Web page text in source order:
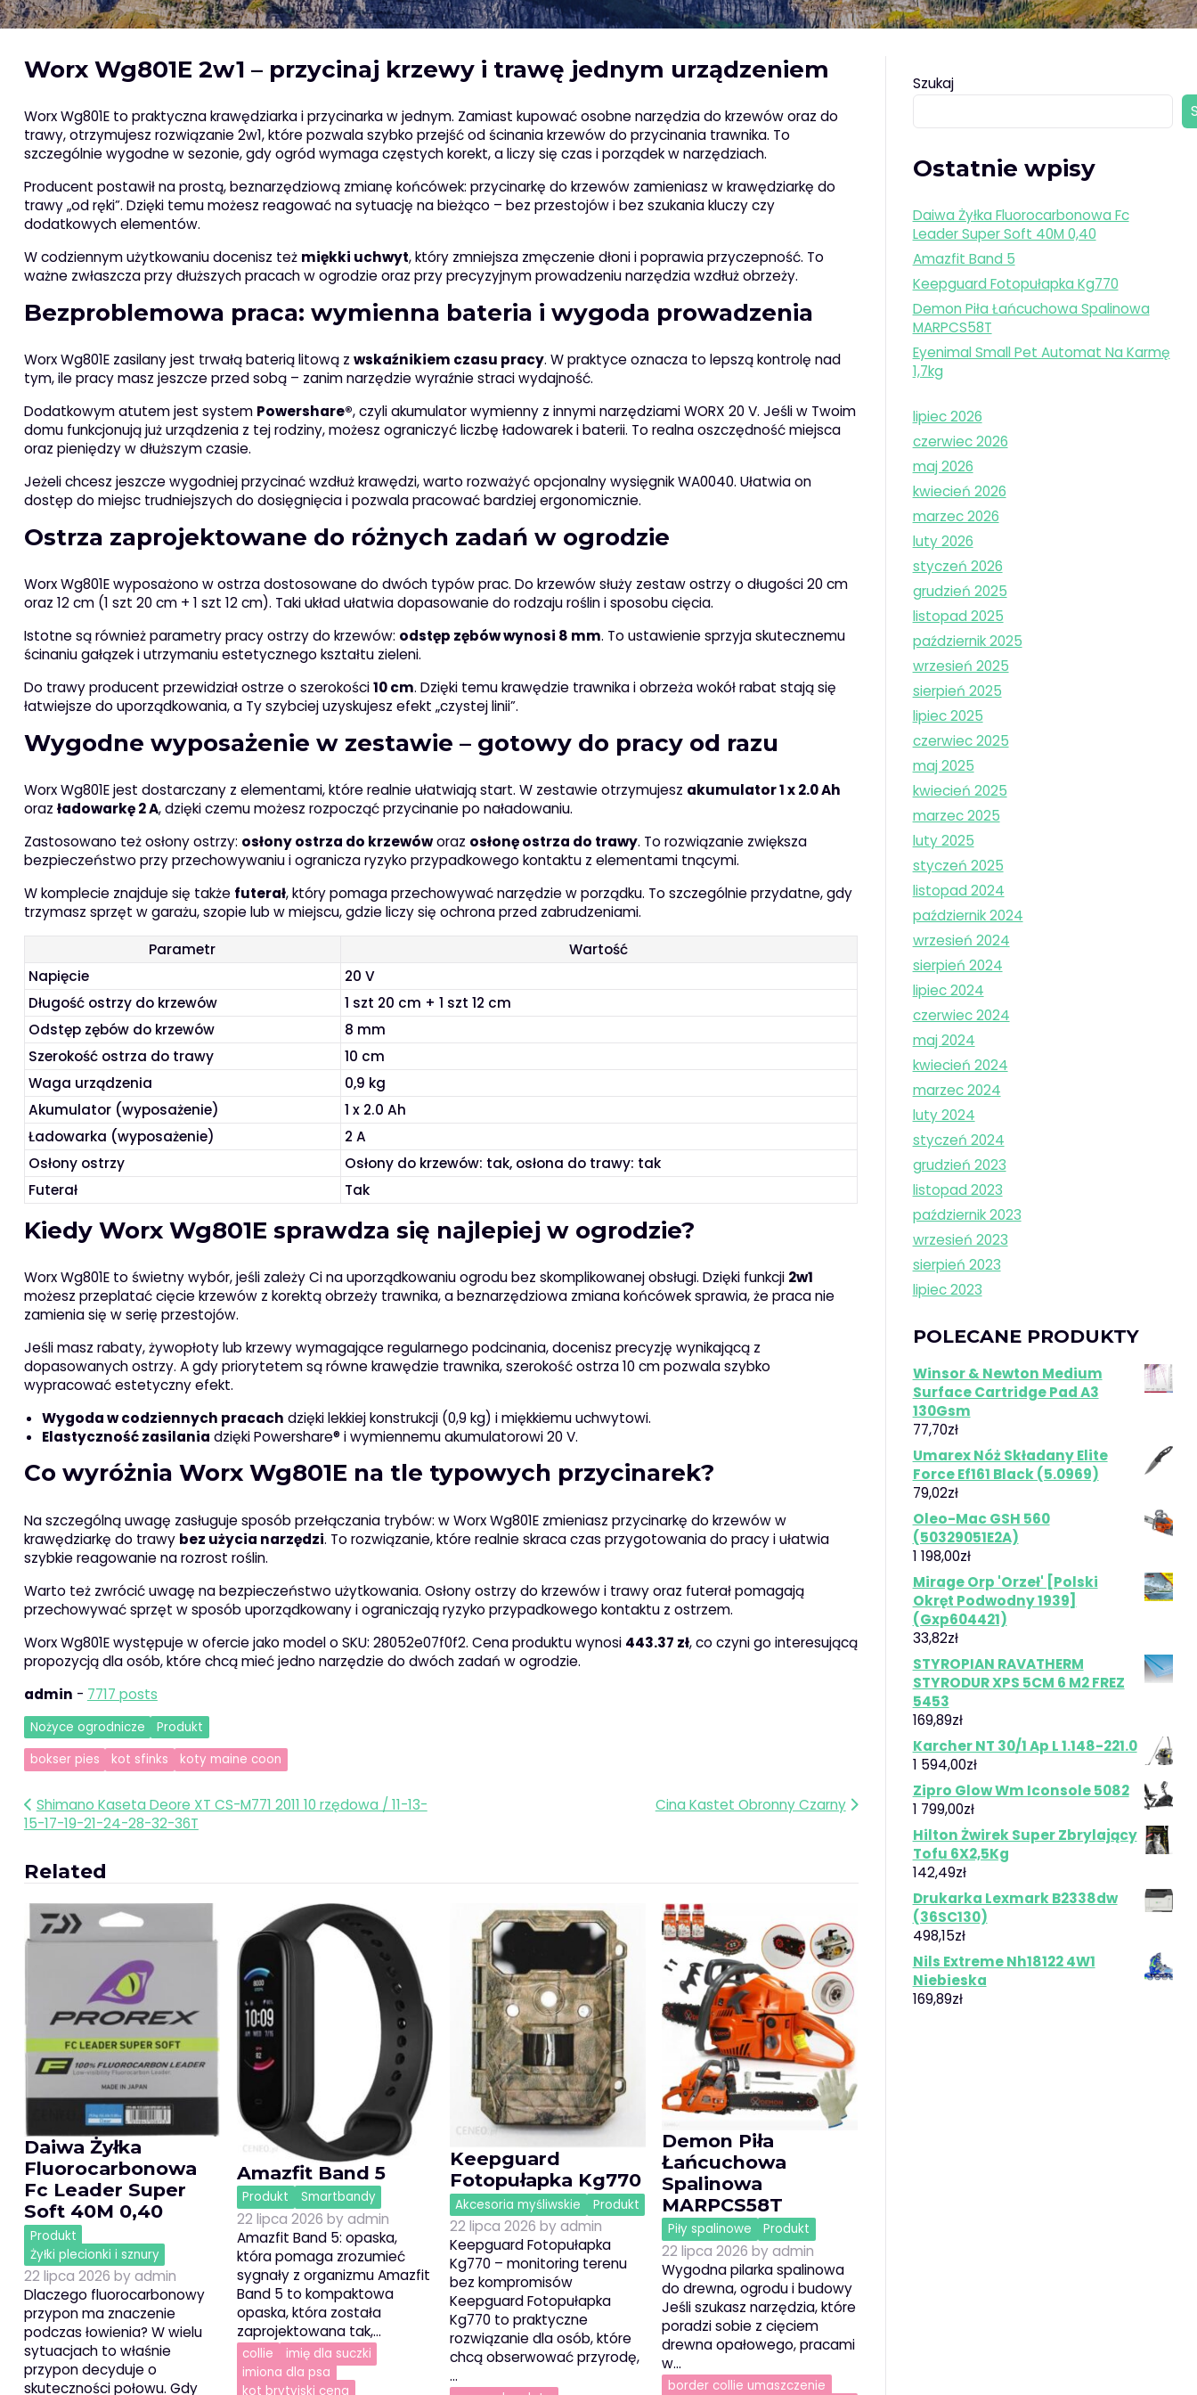
Worx Wg801E 2w1 – przycinaj krzewy i trawę jednym urządzeniem
Worx Wg801E to praktyczna krawędziarka i przycinarka w jednym. Zamiast kupować osobne narzędzia do krzewów oraz do
trawy, otrzymujesz rozwiązanie 2w1, które pozwala szybko przejść od ścinania krzewów do przycinania trawnika. To
szczególnie wygodne w sezonie, gdy ogród wymaga częstych korekt, a liczy się czas i porządek w narzędziach.
Producent postawił na prostą, beznarzędziową zmianę końcówek: przycinarkę do krzewów zamieniasz w krawędziarkę do
trawy „od ręki”. Dzięki temu możesz reagować na sytuację na bieżąco – bez przestojów i bez szukania kluczy czy
dodatkowych elementów.
W codziennym użytkowaniu docenisz też miękki uchwyt, który zmniejsza zmęczenie dłoni i poprawia przyczepność. To
ważne zwłaszcza przy dłuższych pracach w ogrodzie oraz przy precyzyjnym prowadzeniu narzędzia wzdłuż obrzeży.
Bezproblemowa praca: wymienna bateria i wygoda prowadzenia
Worx Wg801E zasilany jest trwałą baterią litową z wskaźnikiem czasu pracy. W praktyce oznacza to lepszą kontrolę nad
tym, ile pracy masz jeszcze przed sobą – zanim narzędzie wyraźnie straci wydajność.
Dodatkowym atutem jest system Powershare®, czyli akumulator wymienny z innymi narzędziami WORX 20 V. Jeśli w Twoim
domu funkcjonują już urządzenia z tej rodziny, możesz ograniczyć liczbę ładowarek i baterii. To realna oszczędność miejsca
oraz pieniędzy w dłuższym czasie.
Jeżeli chcesz jeszcze wygodniej przycinać wzdłuż krawędzi, warto rozważyć opcjonalny wysięgnik WA0040. Ułatwia on
dostęp do miejsc trudniejszych do dosięgnięcia i pozwala pracować bardziej ergonomicznie.
Ostrza zaprojektowane do różnych zadań w ogrodzie
Worx Wg801E wyposażono w ostrza dostosowane do dwóch typów prac. Do krzewów służy zestaw ostrzy o długości 20 cm
oraz 12 cm (1 szt 20 cm + 1 szt 12 cm). Taki układ ułatwia dopasowanie do rodzaju roślin i sposobu cięcia.
Istotne są również parametry pracy ostrzy do krzewów: odstęp zębów wynosi 8 mm. To ustawienie sprzyja skutecznemu
ścinaniu gałązek i utrzymaniu estetycznego kształtu zieleni.
Do trawy producent przewidział ostrze o szerokości10 cm. Dzięki temu krawędzie trawnika i obrzeża wokół rabat stają się
łatwiejsze do uporządkowania, a Ty szybciej uzyskujesz efekt „czystej linii”.
Wygodne wyposażenie w zestawie – gotowy do pracy od razu
Worx Wg801E jest dostarczany z elementami, które realnie ułatwiają start. W zestawie otrzymujesz akumulator 1 x 2.0 Ah
oraz ładowarkę 2 A, dzięki czemu możesz rozpocząć przycinanie po naładowaniu.
Zastosowano też osłony ostrzy: osłony ostrza do krzewóworaz osłonę ostrza do trawy. To rozwiązanie zwiększa
bezpieczeństwo przy przechowywaniu i ogranicza ryzyko przypadkowego kontaktu z elementami tnącymi.
W komplecie znajduje się także futerał, który pomaga przechowywać narzędzie w porządku. To szczególnie przydatne, gdy
trzymasz sprzęt w garażu, szopie lub w miejscu, gdzie liczy się ochrona przed zabrudzeniami.
Parametr
Wartość
Napięcie
20 V
Długość ostrzy do krzewów
1 szt 20 cm + 1 szt 12 cm
Odstęp zębów do krzewów
8 mm
Szerokość ostrza do trawy
10 cm
Waga urządzenia
0,9 kg
Akumulator (wyposażenie)
1 x 2.0 Ah
Ładowarka (wyposażenie)
2 A
Osłony ostrzy
Osłony do krzewów: tak, osłona do trawy: tak
Futerał
Tak
Kiedy Worx Wg801E sprawdza się najlepiej w ogrodzie?
Worx Wg801E to świetny wybór, jeśli zależy Ci na uporządkowaniu ogrodu bez skomplikowanej obsługi. Dzięki funkcji 2w1
możesz przeplatać cięcie krzewów z korektą obrzeży trawnika, a beznarzędziowa zmiana końcówek sprawia, że praca nie
zamienia się w serię przestojów.
Jeśli masz rabaty, żywopłoty lub krzewy wymagające regularnego podcinania, docenisz precyzję wynikającą z
dopasowanych ostrzy. A gdy priorytetem są równe krawędzie trawnika, szerokość ostrza 10 cm pozwala szybko
wypracować estetyczny efekt.
Wygoda w codziennych pracach dzięki lekkiej konstrukcji (0,9 kg) i miękkiemu uchwytowi.
Elastyczność zasilania dzięki Powershare® i wymiennemu akumulatorowi 20 V.
Co wyróżnia Worx Wg801E na tle typowych przycinarek?
Na szczególną uwagę zasługuje sposób przełączania trybów: w Worx Wg801E zmieniasz przycinarkę do krzewów w
krawędziarkę do trawy bez użycia narzędzi. To rozwiązanie, które realnie skraca czas przygotowania do pracy i ułatwia
szybkie reagowanie na rozrost roślin.
Warto też zwrócić uwagę na bezpieczeństwo użytkowania. Osłony ostrzy do krzewów i trawy oraz futerał pomagają
przechowywać sprzęt w sposób uporządkowany i ograniczają ryzyko przypadkowego kontaktu z ostrzem.
Worx Wg801E występuje w ofercie jako model o SKU: 28052e07f0f2. Cena produktu wynosi 443.37 zł, co czyni go interesującą
propozycją dla osób, które chcą mieć jedno narzędzie do dwóch zadań w ogrodzie.
admin - 7717 posts
Nożyce ogrodnicze
Produkt
bokser pies
kot sfinks koty maine coon
Nawigacja
wpisu
Shimano Kaseta Deore XT CS-M771 2011 10 rzędowa / 11-13-
15-17-19-21-24-28-32-36T
Cina Kastet Obronny Czarny
Related
Daiwa Żyłka
Fluorocarbonowa
Fc Leader Super
Soft 40M 0,40
Produkt
Żyłki plecionki i sznury
22 lipca 2026 byadmin
Dlaczego fluorocarbonowy
przypon ma znaczenie
podczas łowienia? W wielu
sytuacjach to właśnie
przypon decyduje o
skuteczności połowu. Gdy
Amazfit Band 5
Produkt Smartbandy
22 lipca 2026 byadmin
Amazfit Band 5: opaska,
która pomaga zrozumieć
sygnały z organizmu Amazfit
Band 5 to kompaktowa
opaska, która została
zaprojektowana tak,…
collie
imię dla suczki
imiona dla psa
kot brytyjski cena
Keepguard
Fotopułapka Kg770
Akcesoria myśliwskie Produkt
22 lipca 2026 byadmin
Keepguard Fotopułapka
Kg770 – monitoring terenu
bez kompromisów
Keepguard Fotopułapka
Kg770 to praktyczne
rozwiązanie dla osób, które
chcą obserwować przyrodę,
…
Demon Piła
Łańcuchowa
Spalinowa
MARPCS58T
Piły spalinowe Produkt
22 lipca 2026 byadmin
Wygodna pilarka spalinowa
do drewna, ogrodu i budowy
Jeśli szukasz narzędzia, które
poradzi sobie z cięciem
drewna opałowego, pracami
w…
border collie umaszczenie
Szukaj
Ostatnie wpisy
Daiwa Żyłka Fluorocarbonowa Fc
Leader Super Soft 40M 0,40
Amazfit Band 5
Keepguard Fotopułapka Kg770
Demon Piła Łańcuchowa Spalinowa
MARPCS58T
Eyenimal Small Pet Automat Na Karmę
1,7kg
lipiec 2026
czerwiec 2026
maj 2026
kwiecień 2026
marzec 2026
luty 2026
styczeń 2026
grudzień 2025
listopad 2025
październik 2025
wrzesień 2025
sierpień 2025
lipiec 2025
czerwiec 2025
maj 2025
kwiecień 2025
marzec 2025
luty 2025
styczeń 2025
listopad 2024
październik 2024
wrzesień 2024
sierpień 2024
lipiec 2024
czerwiec 2024
maj 2024
kwiecień 2024
marzec 2024
luty 2024
styczeń 2024
grudzień 2023
listopad 2023
październik 2023
wrzesień 2023
sierpień 2023
lipiec 2023
POLECANE PRODUKTY
Winsor & Newton Medium
Surface Cartridge Pad A3
130Gsm
77,70zł
Umarex Nóż Składany Elite
Force Ef161 Black (5.0969)
79,02zł
Oleo-Mac GSH 560
(50329051E2A)
1 198,00zł
Mirage Orp 'Orzeł' [Polski
Okręt Podwodny 1939]
(Gxp604421)
33,82zł
STYROPIAN RAVATHERM
STYRODUR XPS 5CM 6 M2 FREZ
5453
169,89zł
Karcher NT 30/1 Ap L 1.148-221.0
1 594,00zł
Zipro Glow Wm Iconsole 5082
1 799,00zł
Hilton Żwirek Super Zbrylający
Tofu 6X2,5Kg
142,49zł
Drukarka Lexmark B2338dw
(36SC130)
498,15zł
Nils Extreme Nh18122 4W1
Niebieska
169,89zł